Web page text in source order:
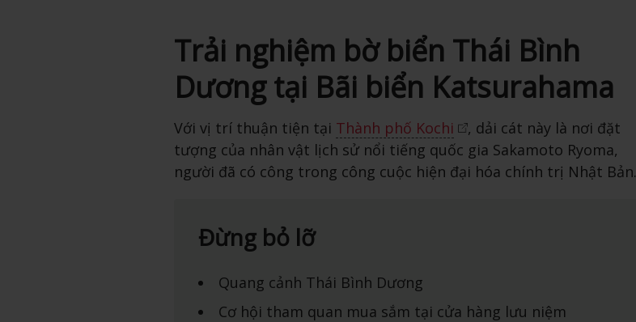
Trải nghiệm bờ biển Thái Bình
Dương tại Bãi biển Katsurahama
Với vị trí thuận tiện tại Thành phố Kochi
, dải cát này là nơi đặt
tượng của nhân vật lịch sử nổi tiếng quốc gia Sakamoto Ryoma,
người đã có công trong công cuộc hiện đại hóa chính trị Nhật Bản.
Đừng bỏ lỡ
Quang cảnh Thái Bình Dương
Cơ hội tham quan mua sắm tại cửa hàng lưu niệm